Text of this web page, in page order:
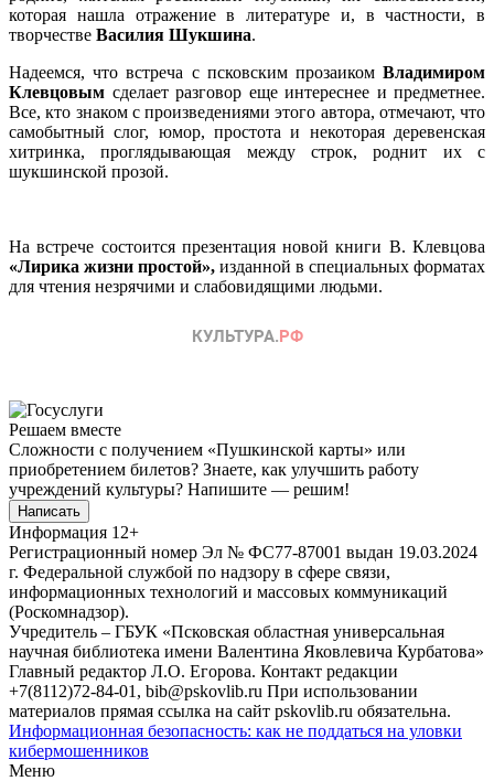
которая нашла отражение в литературе и, в частности, в
творчестве Василия Шукшина.
Надеемся, что встреча с псковским прозаиком Владимиром
Клевцовым сделает разговор еще интереснее и предметнее.
Все, кто знаком с произведениями этого автора, отмечают, что
самобытный слог, юмор, простота и некоторая деревенская
хитринка, проглядывающая между строк, роднит их с
шукшинской прозой.
На встрече состоится презентация новой книги В. Клевцова
«Лирика жизни простой», изданной в специальных форматах
для чтения незрячими и слабовидящими людьми.
Решаем вместе
Сложности с получением «Пушкинской карты» или
приобретением билетов? Знаете, как улучшить работу
учреждений культуры? Напишите — решим!
Написать
Информация 12+
Регистрационный номер Эл № ФС77-87001 выдан 19.03.2024
г. Федеральной службой по надзору в сфере связи,
информационных технологий и массовых коммуникаций
(Роскомнадзор).
Учредитель – ГБУК «Псковская областная универсальная
научная библиотека имени Валентина Яковлевича Курбатова»
Главный редактор Л.О. Егорова. Контакт редакции
+7(8112)72-84-01, bib@pskovlib.ru При использовании
материалов прямая ссылка на сайт pskovlib.ru обязательна.
Информационная безопасность: как не поддаться на уловки
кибермошенников
Меню